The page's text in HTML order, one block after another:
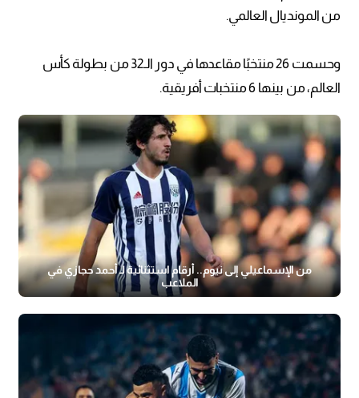
من المونديال العالمي.
وحسمت 26 منتخبًا مقاعدها في دور الـ32 من بطولة كأس
العالم، من بينها 6 منتخبات أفريقية.
من الإسماعيلي إلى نيوم.. أرقام استثنائية لـ أحمد حجازي في
الملاعب